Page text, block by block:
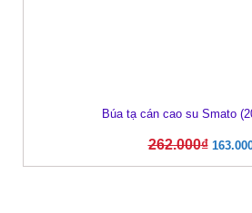
Búa tạ cán cao su Smato
262.000₫